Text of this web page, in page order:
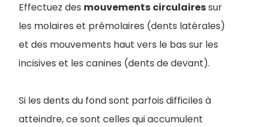
Effectuez des mouvements circulairessur
les molaires et prémolaires (dents latérales)
et des mouvements haut vers le bas sur les
incisives et les canines (dents de devant).
Si les dents du fond sont parfois difficiles à
atteindre, ce sont celles qui accumulent